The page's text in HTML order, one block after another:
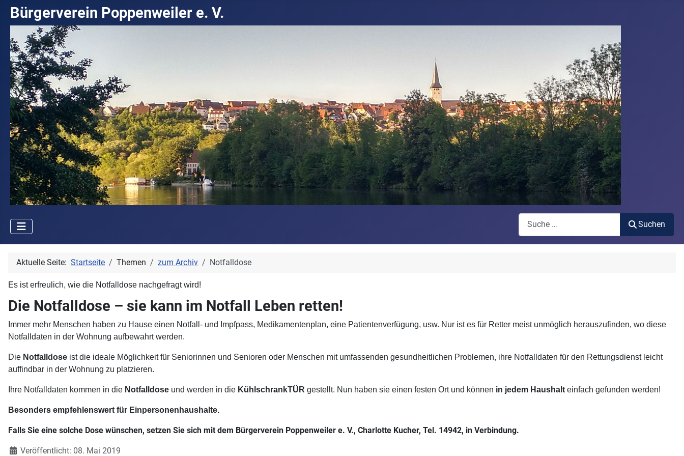
Bürgerverein Poppenweiler e. V.
Suchen
Suchen
Aktuelle Seite: Startseite Themen zum Archiv Notfalldose
Es ist erfreulich, wie die Notfalldose nachgefragt wird!
Die Notfalldose – sie kann im Notfall Leben retten!
Immer mehr Menschen haben zu Hause einen Notfall- und Impfpass, Medikamentenplan, eine Patientenverfügung, usw. Nur ist es für Retter meist unmöglich herauszufinden, wo diese
Notfalldaten in der Wohnung aufbewahrt werden.
Die Notfalldose ist die ideale Möglichkeit für Seniorinnen und Senioren oder Menschen mit umfassenden gesundheitlichen Problemen, ihre Notfalldaten für den Rettungsdienst leicht
auffindbar in der Wohnung zu platzieren.
Ihre Notfalldaten kommen in die Notfalldose und werden in die KühlschrankTÜR gestellt. Nun haben sie einen festen Ort und können in jedem Haushalt einfach gefunden werden!
Besonders empfehlenswert für Einpersonenhaushalte.
Falls Sie eine solche Dose wünschen, setzen Sie sich mit dem Bürgerverein Poppenweiler e. V., Charlotte Kucher, Tel. 14942, in Verbindung.
DetailsVeröffentlicht: 08. Mai 2019